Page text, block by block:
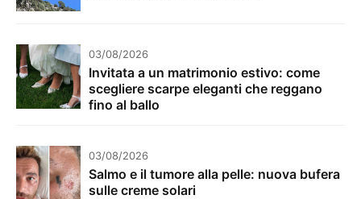
03/08/2026
Invitata a un matrimonio estivo: come
scegliere scarpe eleganti che reggano
fino al ballo
03/08/2026
Salmo e il tumore alla pelle: nuova bufera
sulle creme solari